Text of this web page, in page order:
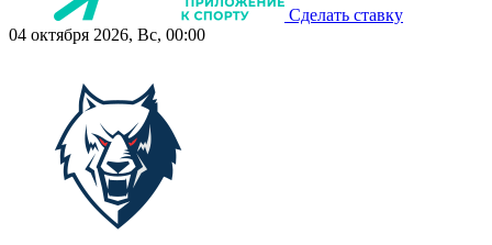
Сделать ставку
04 октября 2026, Вс, 00:00